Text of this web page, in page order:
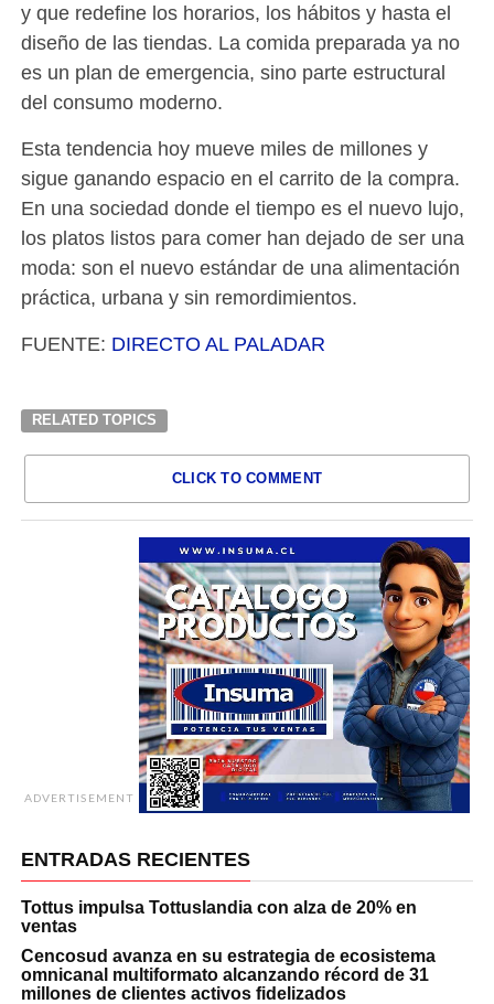
y que redefine los horarios, los hábitos y hasta el
diseño de las tiendas. La comida preparada ya no
es un plan de emergencia, sino parte estructural
del consumo moderno.
Esta tendencia hoy mueve miles de millones y
sigue ganando espacio en el carrito de la compra.
En una sociedad donde el tiempo es el nuevo lujo,
los platos listos para comer han dejado de ser una
moda: son el nuevo estándar de una alimentación
práctica, urbana y sin remordimientos.
FUENTE: DIRECTO AL PALADAR
RELATED TOPICS
CLICK TO COMMENT
ADVERTISEMENT
ENTRADAS RECIENTES
Tottus impulsa Tottuslandia con alza de 20% en
ventas
Cencosud avanza en su estrategia de ecosistema
omnicanal multiformato alcanzando récord de 31
millones de clientes activos fidelizados